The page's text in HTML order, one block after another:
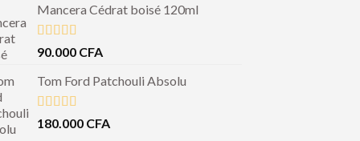
Mancera Cédrat boisé 120ml
Note5.00
90.000 CFA
Tom Ford Patchouli Absolu
Note5.00
180.000 CFA